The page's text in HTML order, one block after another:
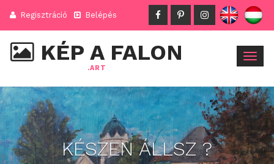
Regisztráció Belépés
KÉP A FALON
.ART
KÉSZEN ÁLLSZ ?